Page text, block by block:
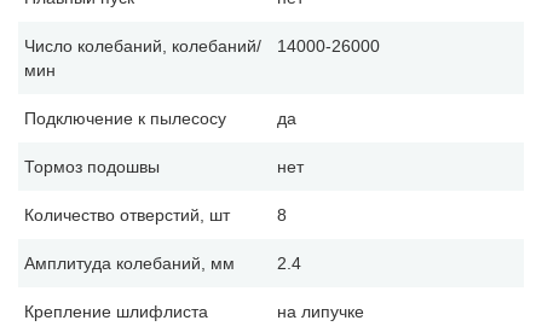
Число колебаний, колебаний/
мин
14000-26000
Подключение к пылесосу да
Тормоз подошвы нет
Количество отверстий, шт 8
Амплитуда колебаний, мм 2.4
Крепление шлифлиста на липучке